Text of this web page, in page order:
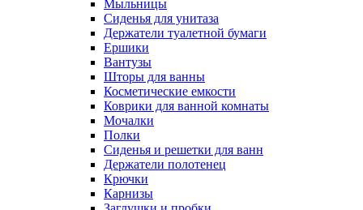
Мыльницы
Сиденья для унитаза
Держатели туалетной бумаги
Ершики
Вантузы
Шторы для ванны
Косметические емкости
Коврики для ванной комнаты
Мочалки
Полки
Сиденья и решетки для ванн
Держатели полотенец
Крючки
Карнизы